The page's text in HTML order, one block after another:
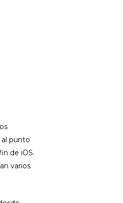
punto
de iOS.
varios